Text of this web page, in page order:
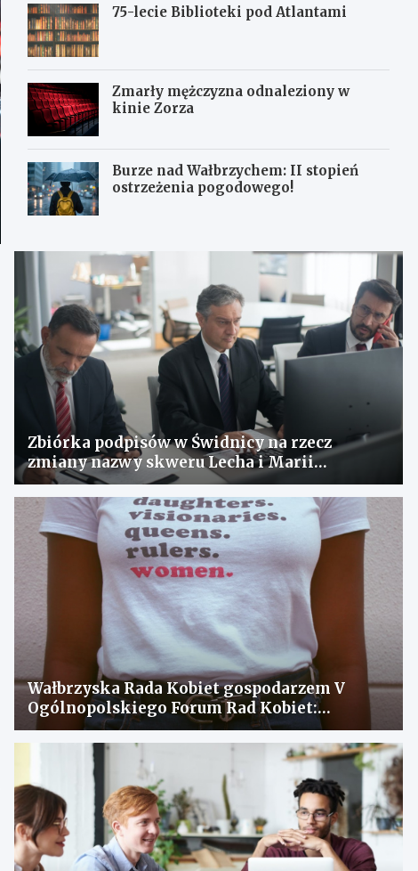
75-lecie Biblioteki pod Atlantami
Zmarły mężczyzna odnaleziony w
kinie Zorza
Burze nad Wałbrzychem: II stopień
ostrzeżenia pogodowego!
Zbiórka podpisów w Świdnicy na rzecz
zmiany nazwy skweru Lecha i Marii
Kaczyńskich
Wałbrzyska Rada Kobiet gospodarzem V
Ogólnopolskiego Forum Rad Kobiet:
spotkanie dla wymiany doświadczeń i
rozwiązania problemów